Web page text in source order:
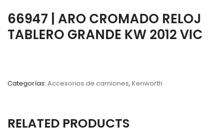
66947 | ARO CROMADO RELOJ
TABLERO GRANDE KW 2012 VIC
Categorías: Accesorios de camiones, Kenworth
RELATED PRODUCTS